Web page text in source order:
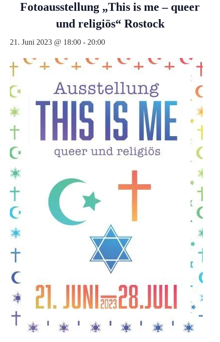
Fotoausstellung „This is me – queer
und religiös“ Rostock
21. Juni 2023 @ 18:00 - 20:00